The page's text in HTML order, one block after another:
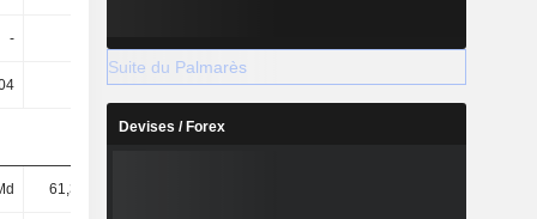
-
0,04 0,04 0,04
61,38 Md
Suite du Palmarès
Devises / Forex